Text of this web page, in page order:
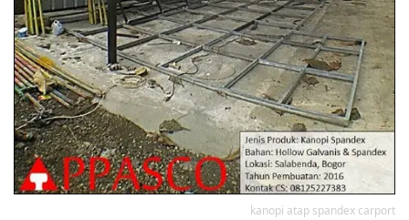
kanopi atap spandex carport